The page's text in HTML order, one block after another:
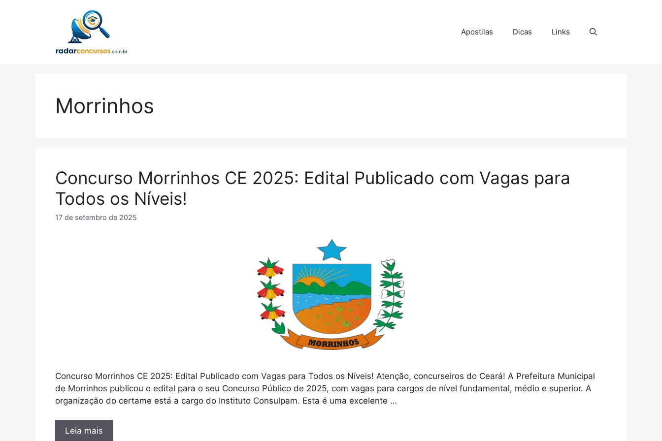
Apostilas Dicas Links
Morrinhos
Concurso Morrinhos CE 2025: Edital Publicado com Vagas para
Todos os Níveis!
17 de setembro de 2025
Concurso Morrinhos CE 2025: Edital Publicado com Vagas para Todos os Níveis! Atenção, concurseiros do Ceará! A Prefeitura Municipal
de Morrinhos publicou o edital para o seu Concurso Público de 2025, com vagas para cargos de nível fundamental, médio e superior. A
organização do certame está a cargo do Instituto Consulpam. Esta é uma excelente …
Leia mais